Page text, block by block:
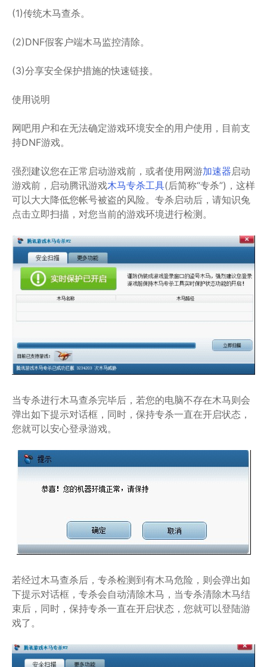
(1)传统木马查杀。
(2)DNF假客户端木马监控清除。
(3)分享安全保护措施的快速链接。
使用说明
网吧用户和在无法确定游戏环境安全的用户使用，目前支
持DNF游戏。
强烈建议您在正常启动游戏前，或者使用网游加速器启动
游戏前，启动腾讯游戏木马专杀工具(后简称“专杀”)，这样
可以大大降低您帐号被盗的风险。专杀启动后，请知识兔
点击立即扫描，对您当前的游戏环境进行检测。
当专杀进行木马查杀完毕后，若您的电脑不存在木马则会
弹出如下提示对话框，同时，保持专杀一直在开启状态，
您就可以安心登录游戏。
若经过木马查杀后，专杀检测到有木马危险，则会弹出如
下提示对话框，专杀会自动清除木马，当专杀清除木马结
束后，同时，保持专杀一直在开启状态，您就可以登陆游
戏了。